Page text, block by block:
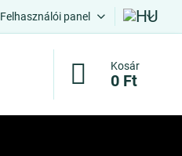
Felhasználói panel
Kosár
0 Ft